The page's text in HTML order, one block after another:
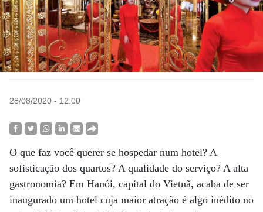
28/08/2020 - 12:00
O que faz você querer se hospedar num hotel? A
sofisticação dos quartos? A qualidade do serviço? A alta
gastronomia? Em Hanói, capital do Vietnã, acaba de ser
inaugurado um hotel cuja maior atração é algo inédito no